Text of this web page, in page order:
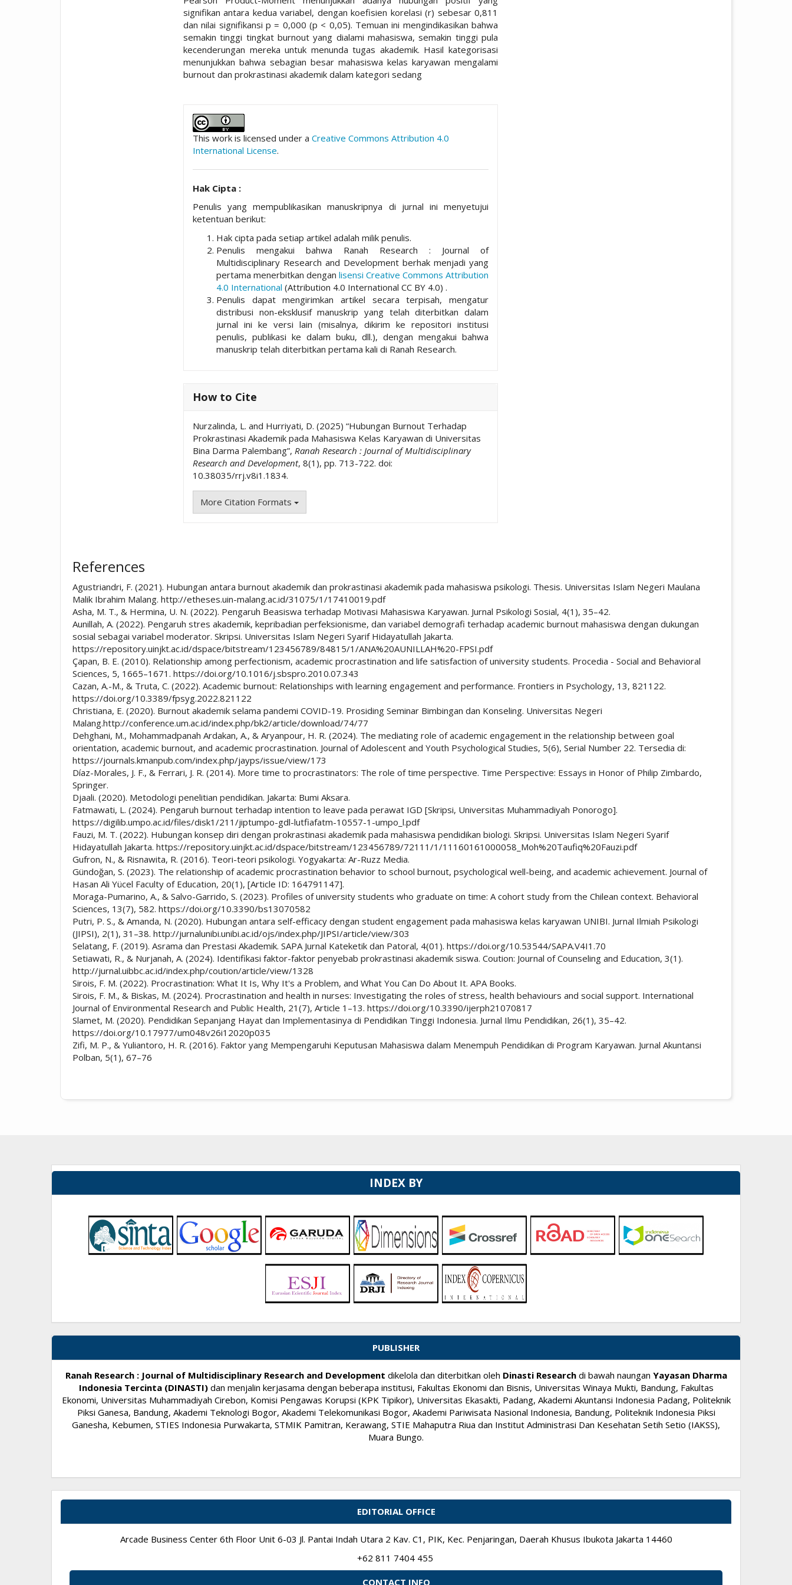
signifikan antara kedua variabel, dengan koefisien korelasi (r) sebesar 0,811
dan nilai signifikansi p = 0,000 (p < 0,05). Temuan ini mengindikasikan bahwa
semakin tinggi tingkat burnout yang dialami mahasiswa, semakin tinggi pula
kecenderungan mereka untuk menunda tugas akademik. Hasil kategorisasi
menunjukkan bahwa sebagian besar mahasiswa kelas karyawan mengalami
burnout dan prokrastinasi akademik dalam kategori sedang
##plugins.themes.academic_pro.article.details##
This work is licensed under a Creative Commons Attribution 4.0
International License.
Hak Cipta :
Penulis yang mempublikasikan manuskripnya di jurnal ini menyetujui
ketentuan berikut:
Hak cipta pada setiap artikel adalah milik penulis.
Penulis mengakui bahwa Ranah Research : Journal of
Multidisciplinary Research and Development berhak menjadi yang
pertama menerbitkan dengan lisensi Creative Commons Attribution
4.0 International (Attribution 4.0 International CC BY 4.0) .
Penulis dapat mengirimkan artikel secara terpisah, mengatur
distribusi non-eksklusif manuskrip yang telah diterbitkan dalam
jurnal ini ke versi lain (misalnya, dikirim ke repositori institusi
penulis, publikasi ke dalam buku, dll.), dengan mengakui bahwa
manuskrip telah diterbitkan pertama kali di Ranah Research.
How to Cite
Nurzalinda, L. and Hurriyati, D. (2025) “Hubungan Burnout Terhadap
Prokrastinasi Akademik pada Mahasiswa Kelas Karyawan di Universitas
Bina Darma Palembang”, Ranah Research : Journal of Multidisciplinary
Research and Development, 8(1), pp. 713-722. doi:
10.38035/rrj.v8i1.1834.
More Citation Formats
References
Agustriandri, F. (2021). Hubungan antara burnout akademik dan prokrastinasi akademik pada mahasiswa psikologi. Thesis. Universitas Islam Negeri Maulana
Malik Ibrahim Malang. http://etheses.uin-malang.ac.id/31075/1/17410019.pdf
Asha, M. T., & Hermina, U. N. (2022). Pengaruh Beasiswa terhadap Motivasi Mahasiswa Karyawan. Jurnal Psikologi Sosial, 4(1), 35–42.
Aunillah, A. (2022). Pengaruh stres akademik, kepribadian perfeksionisme, dan variabel demografi terhadap academic burnout mahasiswa dengan dukungan
sosial sebagai variabel moderator. Skripsi. Universitas Islam Negeri Syarif Hidayatullah Jakarta.
https://repository.uinjkt.ac.id/dspace/bitstream/123456789/84815/1/ANA%20AUNILLAH%20-FPSI.pdf
Çapan, B. E. (2010). Relationship among perfectionism, academic procrastination and life satisfaction of university students. Procedia - Social and Behavioral
Sciences, 5, 1665–1671. https://doi.org/10.1016/j.sbspro.2010.07.343
Cazan, A.-M., & Truta, C. (2022). Academic burnout: Relationships with learning engagement and performance. Frontiers in Psychology, 13, 821122.
https://doi.org/10.3389/fpsyg.2022.821122
Christiana, E. (2020). Burnout akademik selama pandemi COVID-19. Prosiding Seminar Bimbingan dan Konseling. Universitas Negeri
Malang.http://conference.um.ac.id/index.php/bk2/article/download/74/77
Dehghani, M., Mohammadpanah Ardakan, A., & Aryanpour, H. R. (2024). The mediating role of academic engagement in the relationship between goal
orientation, academic burnout, and academic procrastination. Journal of Adolescent and Youth Psychological Studies, 5(6), Serial Number 22. Tersedia di:
https://journals.kmanpub.com/index.php/jayps/issue/view/173
Díaz-Morales, J. F., & Ferrari, J. R. (2014). More time to procrastinators: The role of time perspective. Time Perspective: Essays in Honor of Philip Zimbardo,
Springer.
Djaali. (2020). Metodologi penelitian pendidikan. Jakarta: Bumi Aksara.
Fatmawati, L. (2024). Pengaruh burnout terhadap intention to leave pada perawat IGD [Skripsi, Universitas Muhammadiyah Ponorogo].
https://digilib.umpo.ac.id/files/disk1/211/jiptumpo-gdl-lutfiafatm-10557-1-umpo_l.pdf
Fauzi, M. T. (2022). Hubungan konsep diri dengan prokrastinasi akademik pada mahasiswa pendidikan biologi. Skripsi. Universitas Islam Negeri Syarif
Hidayatullah Jakarta. https://repository.uinjkt.ac.id/dspace/bitstream/123456789/72111/1/11160161000058_Moh%20Taufiq%20Fauzi.pdf
Gufron, N., & Risnawita, R. (2016). Teori-teori psikologi. Yogyakarta: Ar-Ruzz Media.
Gündoğan, S. (2023). The relationship of academic procrastination behavior to school burnout, psychological well-being, and academic achievement. Journal of
Hasan Ali Yücel Faculty of Education, 20(1), [Article ID: 164791147].
Moraga-Pumarino, A., & Salvo-Garrido, S. (2023). Profiles of university students who graduate on time: A cohort study from the Chilean context. Behavioral
Sciences, 13(7), 582. https://doi.org/10.3390/bs13070582
Putri, P. S., & Amanda, N. (2020). Hubungan antara self-efficacy dengan student engagement pada mahasiswa kelas karyawan UNIBI. Jurnal Ilmiah Psikologi
(JIPSI), 2(1), 31–38. http://jurnalunibi.unibi.ac.id/ojs/index.php/JIPSI/article/view/303
Selatang, F. (2019). Asrama dan Prestasi Akademik. SAPA Jurnal Kateketik dan Patoral, 4(01). https://doi.org/10.53544/SAPA.V4I1.70
Setiawati, R., & Nurjanah, A. (2024). Identifikasi faktor-faktor penyebab prokrastinasi akademik siswa. Coution: Journal of Counseling and Education, 3(1).
http://jurnal.uibbc.ac.id/index.php/coution/article/view/1328
Sirois, F. M. (2022). Procrastination: What It Is, Why It's a Problem, and What You Can Do About It. APA Books.
Sirois, F. M., & Biskas, M. (2024). Procrastination and health in nurses: Investigating the roles of stress, health behaviours and social support. International
Journal of Environmental Research and Public Health, 21(7), Article 1–13. https://doi.org/10.3390/ijerph21070817
Slamet, M. (2020). Pendidikan Sepanjang Hayat dan Implementasinya di Pendidikan Tinggi Indonesia. Jurnal Ilmu Pendidikan, 26(1), 35–42.
https://doi.org/10.17977/um048v26i12020p035
Zifi, M. P., & Yuliantoro, H. R. (2016). Faktor yang Mempengaruhi Keputusan Mahasiswa dalam Menempuh Pendidikan di Program Karyawan. Jurnal Akuntansi
Polban, 5(1), 67–76
INDEX BY
PUBLISHER
Ranah Research : Journal of Multidisciplinary Research and Development dikelola dan diterbitkan oleh Dinasti Research di bawah naungan Yayasan Dharma
Indonesia Tercinta (DINASTI)dan menjalin kerjasama dengan beberapa institusi, Fakultas Ekonomi dan Bisnis, Universitas Winaya Mukti, Bandung, Fakultas
Ekonomi, Universitas Muhammadiyah Cirebon, Komisi Pengawas Korupsi (KPK Tipikor), Universitas Ekasakti, Padang, Akademi Akuntansi Indonesia Padang, Politeknik
Piksi Ganesa, Bandung, Akademi Teknologi Bogor, Akademi Telekomunikasi Bogor, Akademi Pariwisata Nasional Indonesia, Bandung, Politeknik Indonesia Piksi
Ganesha, Kebumen, STIES Indonesia Purwakarta, STMIK Pamitran, Kerawang, STIE Mahaputra Riua dan Institut Administrasi Dan Kesehatan Setih Setio (IAKSS),
Muara Bungo.
EDITORIAL OFFICE
Arcade Business Center 6th Floor Unit 6-03 Jl. Pantai Indah Utara 2 Kav. C1, PIK, Kec. Penjaringan, Daerah Khusus Ibukota Jakarta 14460
+62 811 7404 455
CONTACT INFO